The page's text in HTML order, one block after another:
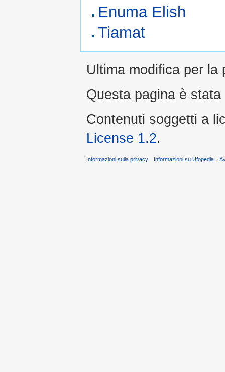
Enuma Elish
Tiamat
Ultima modifica per la
Questa pagina è
Contenuti soggetti a
License 1.2.
Informazioni sulla privacy Informazioni su Ufopedia